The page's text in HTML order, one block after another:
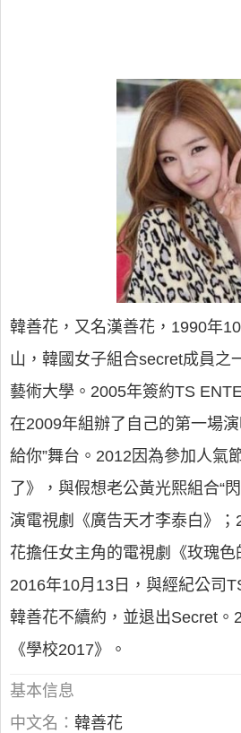
韓善花，又名漢善花，1990年
山，韓國女子組合secret成員之
藝術大學。2005年簽約TS
在2009年組辦了自己的第一場
給你”舞台。2012因為參加人氣
了》，與假想老公黃光熙組合“
演電視劇《廣告天才李泰白》
花擔任女主角的電視劇《玫瑰色
2016年10月13日，與經紀公司
韓善花不續約，並退出Secret。
《學校2017》。
基本信息
中文名： 韓善花